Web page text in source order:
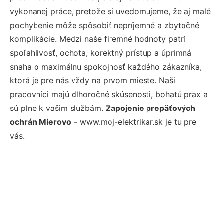
vykonanej práce, pretože si uvedomujeme, že aj malé
pochybenie môže spôsobiť nepríjemné a zbytočné
komplikácie. Medzi naše firemné hodnoty patrí
spoľahlivosť, ochota, korektný prístup a úprimná
snaha o maximálnu spokojnosť každého zákazníka,
ktorá je pre nás vždy na prvom mieste. Naši
pracovníci majú dlhoročné skúsenosti, bohatú prax a
sú plne k vašim službám. Zapojenie prepäťových
ochrán Mierovo – www.moj-elektrikar.sk je tu pre
vás.